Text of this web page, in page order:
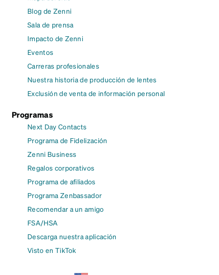
Blog de Zenni
Sala de prensa
Impacto de Zenni
Eventos
Carreras profesionales
Nuestra historia de producción de lentes
Exclusión de venta de información personal
Programas
Next Day Contacts
Programa de Fidelización
Zenni Business
Regalos corporativos
Programa de afiliados
Programa Zenbassador
Recomendar a un amigo
FSA/HSA
Descarga nuestra aplicación
Visto en TikTok